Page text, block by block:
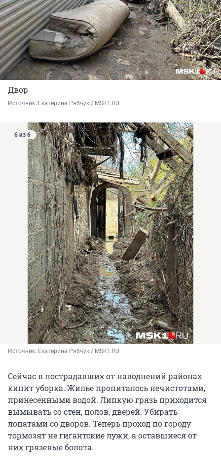
Двор
Источник: Екатерина Рябчук / MSK1.RU
6 из 6
Источник: Екатерина Рябчук / MSK1.RU
Сейчас в пострадавших от наводнений районах
кипит уборка. Жилье пропиталось нечистотами,
принесенными водой. Липкую грязь приходится
вымывать со стен, полов, дверей. Убирать
лопатами со дворов. Теперь проход по городу
тормозят не гигантские лужи, а оставшиеся от
них грязевые болота.